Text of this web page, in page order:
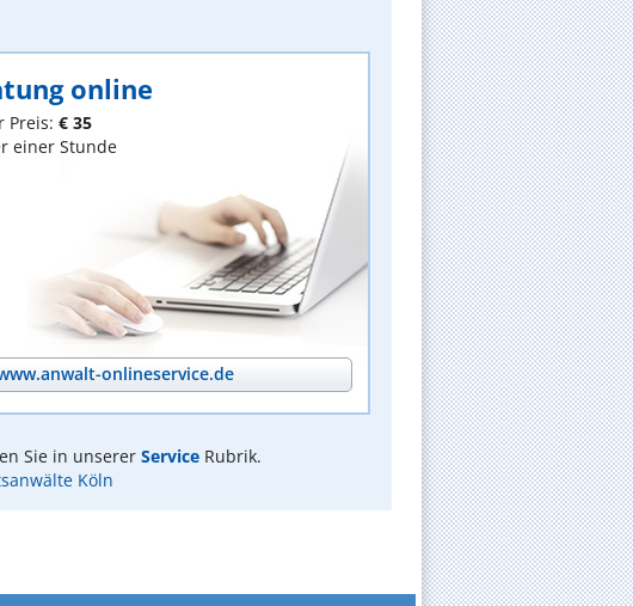
online
Preis: € 35
einer Stunde
onlineservice.de
Sie in unserer ServiceRubrik.
Köln